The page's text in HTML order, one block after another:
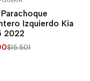
Izquierdo Kia
2022
$15.501